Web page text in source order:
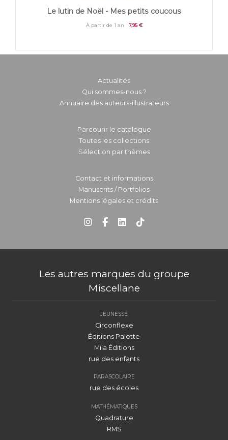
Le lutin de Noël - Mes petits coucous
À partir de 1 an 7,95 €
Actualités
Qui sommes-nous ?
Annuaire des auteurs-illustrateurs
Parcourir le catalogue
Toutes les collections
Sélection par thèmes
Contact et informations
Manuscrits / Portfolios
Mentions légales et crédits
Les autres marques du groupe
Miscellane
JEUNESSE
Circonflexe
Éditions Palette
Mila Éditions
rue des enfants
PARASCOLAIRE
rue des écoles
MATHÉMATIQUES
Quadrature
RMS